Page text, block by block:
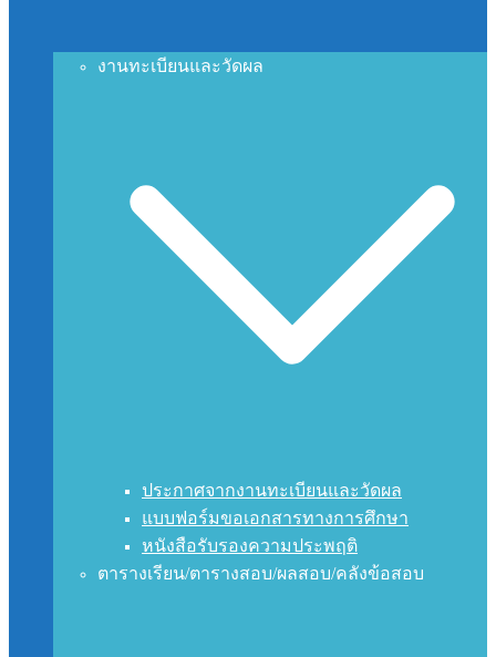
งานทะเบียนและวัดผล
ประกาศจากงานทะเบียนและวัดผล
แบบฟอร์มขอเอกสารทางการศึกษา
หนังสือรับรองความประพฤติ
ตารางเรียน/ตารางสอบ/ผลสอบ/คลังข้อสอบ